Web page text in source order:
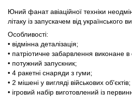
Юний фанат авіаційної техніки
літаку із запускачем від українського
Особливості:
• відмінна деталізація;
• патріотичне забарвлення виконане
• потужний запускник;
• 4 ракетні снаряди з гуми;
• 2 мішені у вигляді військових об'єктів;
• ігровий набір виготовлений із